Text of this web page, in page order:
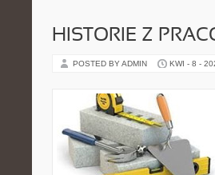
HISTORIE Z
POSTED BY ADMIN KWI - 8 -